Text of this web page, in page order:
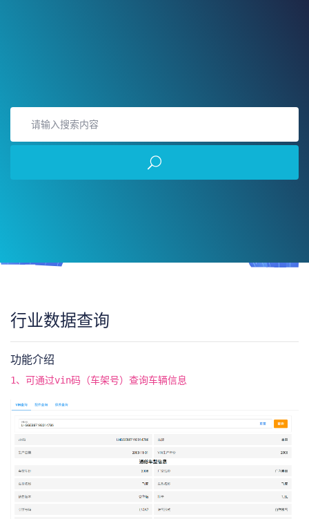
行业数据查询
功能介绍
1、可通过vin码（车架号）查询车辆信息